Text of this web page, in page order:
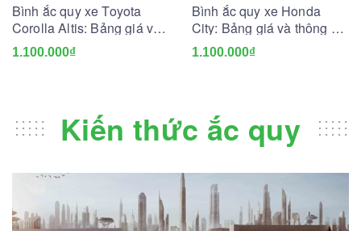
Bình ắc quy xe Toyota
Corolla Altis: Bảng giá và
thông số kỹ thuật
1.100.000₫
Bình ắc quy xe Honda
City: Bảng giá và thông số
kỹ thuật
1.100.000₫
Kiến thức ắc quy